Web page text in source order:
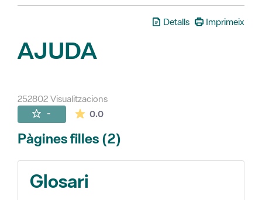
Detalls Imprimeix
AJUDA
252802 Visualitzacions
- 0.0La mitjana de les valoracions és de 0
Pàgines filles (2)
Glosari